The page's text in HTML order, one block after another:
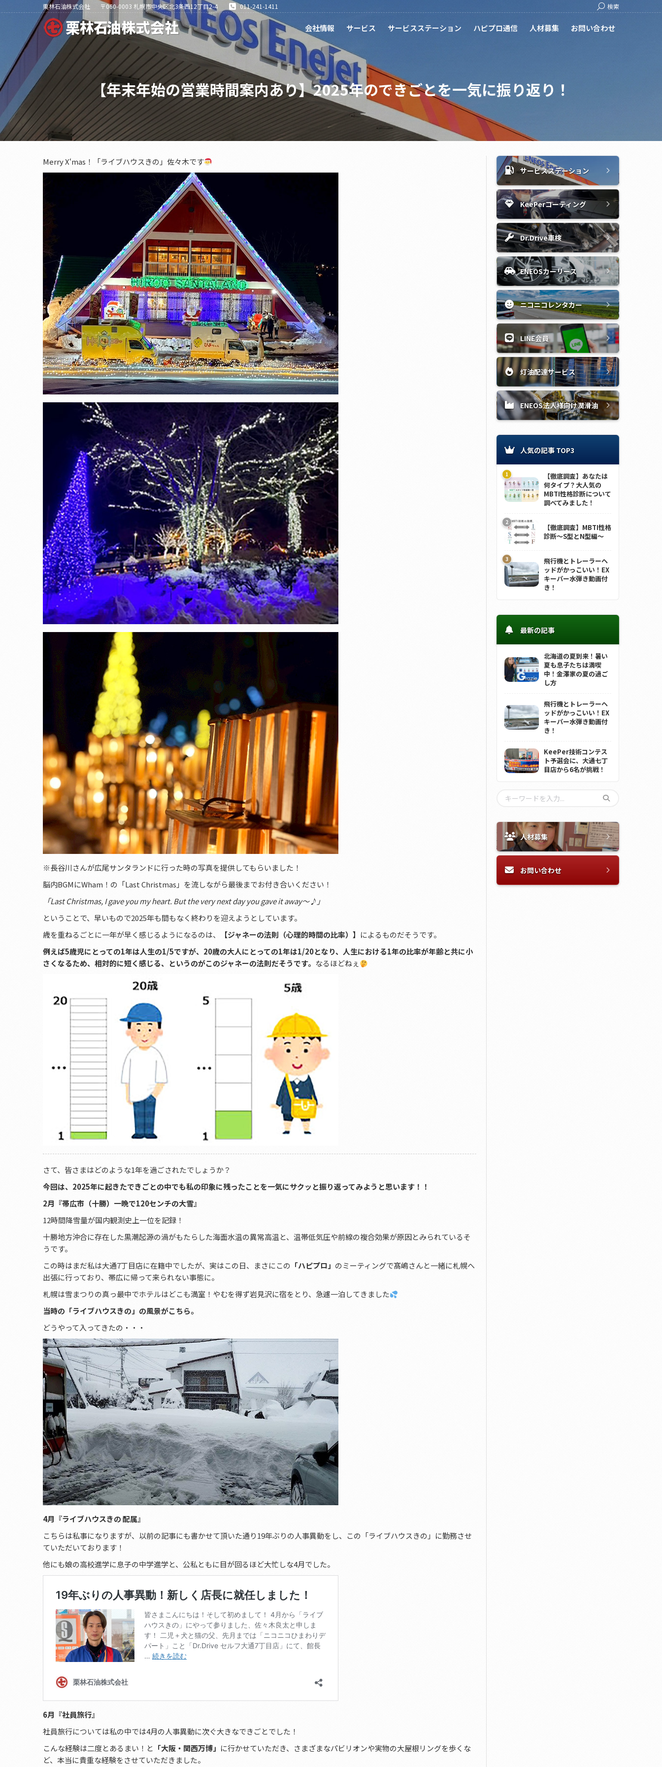
栗林石油株式会社 〒060-0003 札幌市中央区北3条西12丁目2-4 011-241-1411 Search:
検索
会社情報 サービス サービスステーション ハピプロ通信 人材募集 お問い合わせ
【年末年始の営業時間案内あり】2025年のできごとを一気に振り返り！
Merry X‘mas！「ライブハウスきの」佐々木です
※長谷川さんが広尾サンタランドに行った時の写真を提供してもらいました！
脳内BGMにWham！の「Last Christmas」を流しながら最後までお付き合いください！
「Last Christmas, I gave you my heart. But the very next day you gave it away～♪」
ということで、早いもので2025年も間もなく終わりを迎えようとしています。
歳を重ねるごとに一年が早く感じるようになるのは、
【ジャネーの法則（心理的時間の比率）】 によるものだそうです。
例えば5歳児にとっての1年は人生の1/5ですが、20歳の大人にとっての1年は1/20となり、人生における1年の比率が年齢と共に小
さくなるため、相対的に短く感じる、というのがこのジャネーの法則だそうです。 なるほどねぇ
さて、皆さまはどのような1年を過ごされたでしょうか？
今回は、2025年に起きたできごとの中でも私の印象に残ったことを一気にサクッと振り返ってみようと思います！！
2月『帯広市（十勝）一晩で120センチの大雪』
12時間降雪量が国内観測史上一位を記録！
十勝地方沖合に存在した黒潮起源の渦がもたらした海面水温の異常高温と、温帯低気圧や前線の複合効果が原因とみられているそ
うです。
この時はまだ私は大通7丁目店に在籍中でしたが、実はこの日、まさにこの 「ハピプロ」 のミーティングで髙嶋さんと一緒に札幌へ
出張に行っており、帯広に帰って来られない事態に。
札幌は雪まつりの真っ最中でホテルはどこも満室！やむを得ず岩見沢に宿をとり、急遽一泊してきました
当時の「ライブハウスきの」の風景がこちら。
どうやって入ってきたの・・・
4月『ライブハウスきの 配属』
こちらは私事になりますが、以前の記事にも書かせて頂いた通り19年ぶりの人事異動をし、この「ライブハウスきの」に勤務させ
ていただいております！
他にも娘の高校進学に息子の中学進学と、公私ともに目が回るほど大忙しな4月でした。
6月『社員旅行』
社員旅行については私の中では4月の人事異動に次ぐ大きなできごとでした！
こんな経験は二度とあるまい！と 「大阪・関西万博」 に行かせていただき、さまざまなパビリオンや実物の大屋根リングを歩くな
ど、本当に貴重な経験をさせていただきました。
サービスステーション
KeePerコーティング
Dr.Drive車検
ENEOSカーリース
ニコニコレンタカー
LINE会員
灯油配達サービス
ENEOS法人様向け潤滑油
人気の記事 TOP3
【徹底調査】あなたは
何タイプ？大人気の
MBTI性格診断について
調べてみました！
【徹底調査】MBTI性格
診断～S型とN型編～
飛行機とトレーラーヘ
ッドがかっこいい！EX
キーパー水弾き動画付
き！
最新の記事
北海道の夏到来！暑い
夏も息子たちは満喫
中！金澤家の夏の過ご
し方
飛行機とトレーラーヘ
ッドがかっこいい！EX
キーパー水弾き動画付
き！
KeePer技術コンテス
ト予選会に、大通七丁
目店から6名が挑戦！
人材募集
お問い合わせ